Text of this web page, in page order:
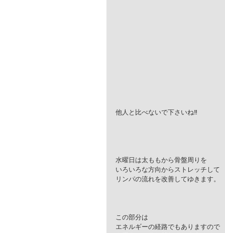
他人と比べないで下さいね‼️
水曜日は太ももから骨盤周りを
いろいろな方向からストレッチして
リンパの流れを改善してゆきます。
この部分は
エネルギーの経路でもありますので